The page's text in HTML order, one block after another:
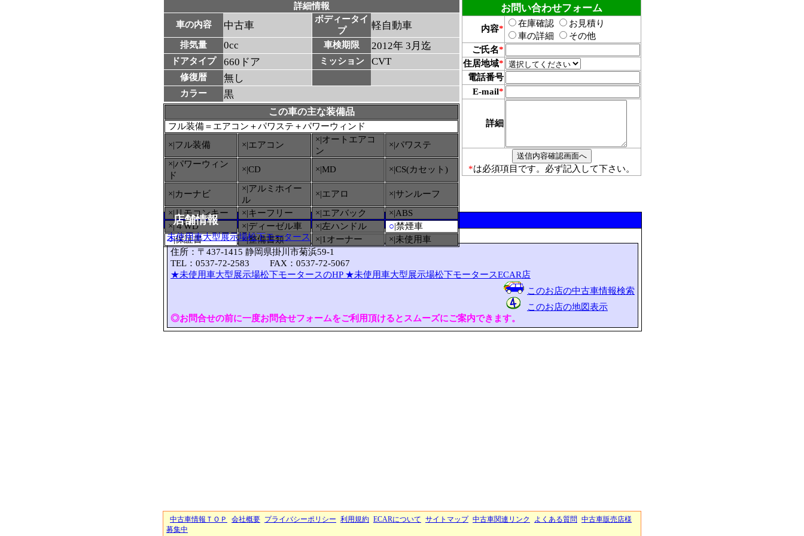
詳細情報
車の内容
中古車
ボディータイ
プ
軽自動車
排気量 0cc 車検期限 2012年 3月迄
ドアタイプ 660ドア ミッション CVT
修復暦 無し
カラー 黒
この車の主な装備品
フル装備＝エアコン＋パワステ＋パワーウィンド
×|フル装備
×|エアコン
×|オートエアコ
ン
×|パワステ
×|パワーウィン
ド
×|CD ×|MD ×|CS(カセット)
×|カーナビ
×|アルミホイー
ル
×|エアロ
×|サンルーフ
×|リモコンキー
×|キーフリー ×|エアバック
×|ABS
×|４WD
×|ディーゼル車 ×|左ハンドル ○|禁煙車
○|保証書 ×|整備書類 ×|1オーナー ×|未使用車
お問い合わせフォーム
内容*
在庫確認
お見積り
車の詳細
その他
ご氏名*
住居地域*
電話番号
E-mail*
詳細
*は必須項目です。必ず記入して下さい。
店舗情報
未使用車大型展示場松下モータース
住所：〒437-1415 静岡県掛川市菊浜59-1
TEL：0537-72-2583 FAX：0537-72-5067
★未使用車大型展示場松下モータースのHP ★未使用車大型展示場松下モータースECAR店
このお店の中古車情報検索
このお店の地図表示
◎お問合せの前に一度お問合せフォームをご利用頂けるとスムーズにご案内できます。
中古車情報ＴＯＰ 会社概要 プライバシーポリシー 利用規約 ECARについて サイトマップ 中古車関連リンク よくある質問 中古車販売店様
募集中